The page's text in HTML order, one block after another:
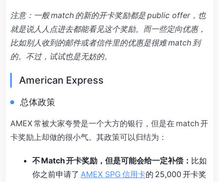
注意：一般 match 的新的开卡奖励都是 public offer，也
就是说人人点进去都能看见这个奖励。而一些定向优惠，
比如别人收到的邮件或者信件里的优惠是很难 match 到
的。不过，试试也是无妨的。
American Express
总体政策
AMEX 常被大家夸赞是一个大方的银行，但是在 match 开
卡奖励上却做的很小气。其政策可以归结为：
不 Match 开卡奖励，但是可能会给一定补偿： 比如
你之前申请了 AMEX SPG 信用卡的 25,000 开卡奖